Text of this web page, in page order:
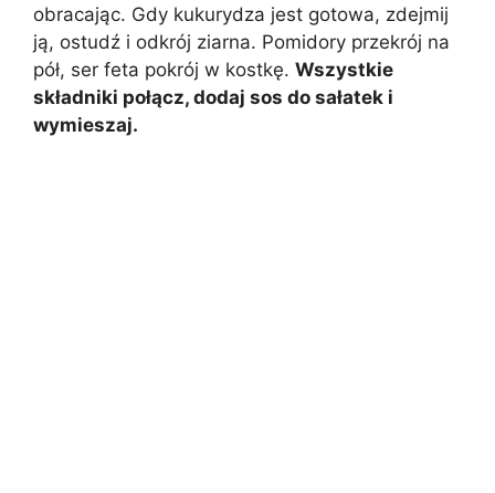
obracając. Gdy kukurydza jest gotowa, zdejmij
ją, ostudź i odkrój ziarna. Pomidory przekrój na
pół, ser feta pokrój w kostkę. Wszystkie
składniki połącz, dodaj sos do sałatek i
wymieszaj.